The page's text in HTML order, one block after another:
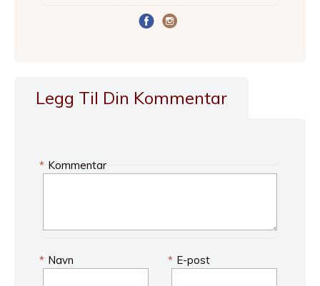
Legg Til Din Kommentar
Kommentar
*
Navn
* E-post
*